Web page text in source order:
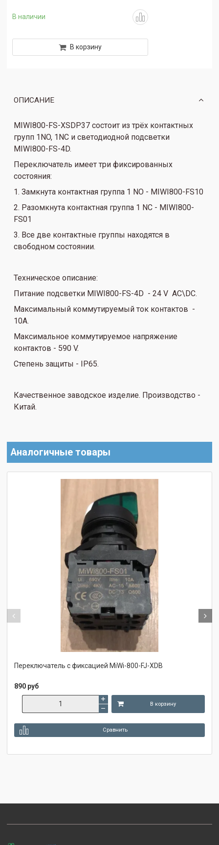
В наличии
В корзину
ОПИСАНИЕ
MIWI800-FS-XSDP37 состоит из трёх контактных
групп 1NO, 1NC и светодиодной подсветки
MIWI800-FS-4D.
Переключатель имеет три фиксированных
состояния:
1. Замкнута контактная группа 1 NO - MIWI800-FS10
2. Разомкнута контактная группа 1 NС - MIWI800-
FS01
3. Все две контактные группы находятся в
свободном состоянии.
Техническое описание:
Питание подсветки MIWI800-FS-4D - 24 V AC\DC.
Максимальный коммутируемый ток контактов -
10А.
Максимальное коммутируемое напряжение
контактов - 590 V.
Степень защиты - IP65.
Качественное заводское изделие. Производство -
Китай.
Аналогичные товары
Переключатель с фиксацией MiWi-800-FJ-XDB
890 руб
В корзину
Сравнить